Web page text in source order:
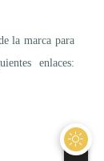
la marca para
enlaces: